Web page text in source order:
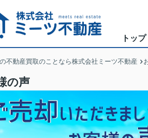
トップ
不動産買取のことなら株式会社ミーツ不動産
の声